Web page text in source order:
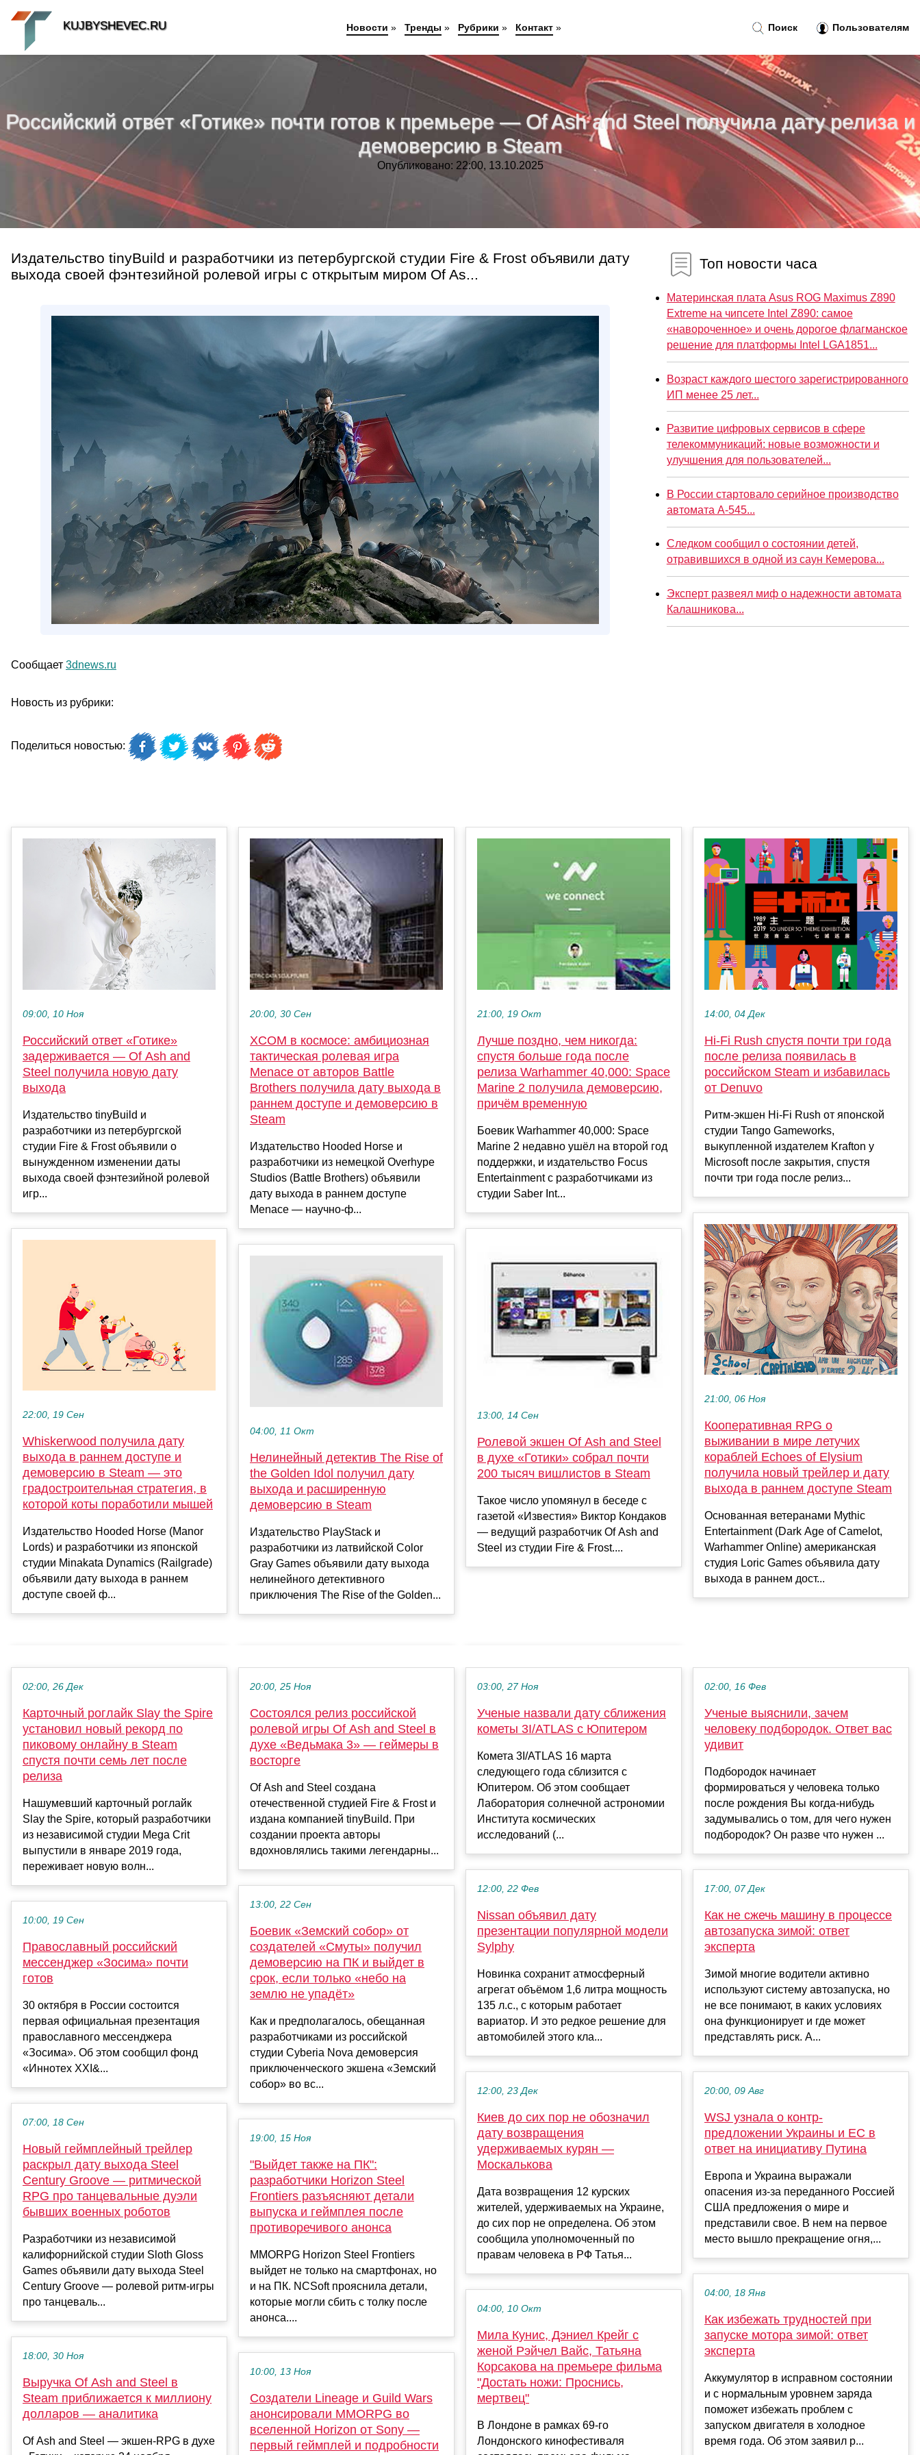
Российский ответ «Готике» почти готов к премьере — Of Ash and Steel получила дату релиза и
демоверсию в Steam
Опубликовано: 22:00, 13.10.2025
Издательство tinyBuild и разработчики из петербургской студии Fire & Frost объявили дату
выхода своей фэнтезийной ролевой игры с открытым миром Of As...
Сообщает 3dnews.ru
Новость из рубрики:
Поделиться новостью:
Топ новости часа
Материнская плата Asus ROG Maximus Z890
Extreme на чипсете Intel Z890: самое
«навороченное» и очень дорогое флагманское
решение для платформы Intel LGA1851...
Возраст каждого шестого зарегистрированного
ИП менее 25 лет...
Развитие цифровых сервисов в сфере
телекоммуникаций: новые возможности и
улучшения для пользователей...
В России стартовало серийное производство
автомата А-545...
Следком сообщил о состоянии детей,
отравившихся в одной из саун Кемерова...
Эксперт развеял миф о надежности автомата
Калашникова...
09:00, 10 Ноя
Российский ответ «Готике»
задерживается — Of Ash and
Steel получила новую дату
выхода
Издательство tinyBuild и
разработчики из петербургской
студии Fire & Frost объявили о
вынужденном изменении даты
выхода своей фэнтезийной ролевой
игр...
22:00, 19 Сен
Whiskerwood получила дату
выхода в раннем доступе и
демоверсию в Steam — это
градостроительная стратегия, в
которой коты поработили мышей
Издательство Hooded Horse (Manor
Lords) и разработчики из японской
студии Minakata Dynamics (Railgrade)
объявили дату выхода в раннем
доступе своей ф...
20:00, 30 Сен
XCOM в космосе: амбициозная
тактическая ролевая игра
Menace от авторов Battle
Brothers получила дату выхода в
раннем доступе и демоверсию в
Steam
Издательство Hooded Horse и
разработчики из немецкой Overhype
Studios (Battle Brothers) объявили
дату выхода в раннем доступе
Menace — научно-ф...
04:00, 11 Окт
Нелинейный детектив The Rise of
the Golden Idol получил дату
выхода и расширенную
демоверсию в Steam
Издательство PlayStack и
разработчики из латвийской Color
Gray Games объявили дату выхода
нелинейного детективного
приключения The Rise of the Golden...
21:00, 19 Окт
Лучше поздно, чем никогда:
спустя больше года после
релиза Warhammer 40,000: Space
Marine 2 получила демоверсию,
причём временную
Боевик Warhammer 40,000: Space
Marine 2 недавно ушёл на второй год
поддержки, и издательство Focus
Entertainment с разработчиками из
студии Saber Int...
13:00, 14 Сен
Ролевой экшен Of Ash and Steel
в духе «Готики» собрал почти
200 тысяч вишлистов в Steam
Такое число упомянул в беседе с
газетой «Известия» Виктор Кондаков
— ведущий разработчик Of Ash and
Steel из студии Fire & Frost....
14:00, 04 Дек
Hi-Fi Rush спустя почти три года
после релиза появилась в
российском Steam и избавилась
от Denuvo
Ритм-экшен Hi-Fi Rush от японской
студии Tango Gameworks,
выкупленной издателем Krafton у
Microsoft после закрытия, спустя
почти три года после релиз...
21:00, 06 Ноя
Кооперативная RPG о
выживании в мире летучих
кораблей Echoes of Elysium
получила новый трейлер и дату
выхода в раннем доступе Steam
Основанная ветеранами Mythic
Entertainment (Dark Age of Camelot,
Warhammer Online) американская
студия Loric Games объявила дату
выхода в раннем дост...
02:00, 26 Дек
Карточный роглайк Slay the Spire
установил новый рекорд по
пиковому онлайну в Steam
спустя почти семь лет после
релиза
Нашумевший карточный роглайк
Slay the Spire, который разработчики
из независимой студии Mega Crit
выпустили в январе 2019 года,
переживает новую волн...
10:00, 19 Сен
Православный российский
мессенджер «Зосима» почти
готов
30 октября в России состоится
первая официальная презентация
православного мессенджера
«Зосима». Об этом сообщил фонд
«Иннотех XXI&...
07:00, 18 Сен
Новый геймплейный трейлер
раскрыл дату выхода Steel
Century Groove — ритмической
RPG про танцевальные дуэли
бывших военных роботов
Разработчики из независимой
калифорнийской студии Sloth Gloss
Games объявили дату выхода Steel
Century Groove — ролевой ритм-игры
про танцеваль...
18:00, 30 Ноя
Выручка Of Ash and Steel в
Steam приближается к миллиону
долларов — аналитика
Of Ash and Steel — экшен-RPG в духе
20:00, 25 Ноя
Состоялся релиз российской
ролевой игры Of Ash and Steel в
духе «Ведьмака 3» — геймеры в
восторге
Of Ash and Steel создана
отечественной студией Fire & Frost и
издана компанией tinyBuild. При
создании проекта авторы
вдохновлялись такими легендарны...
13:00, 22 Сен
Боевик «Земский собор» от
создателей «Смуты» получил
демоверсию на ПК и выйдет в
срок, если только «небо на
землю не упадёт»
Как и предполагалось, обещанная
разработчиками из российской
студии Cyberia Nova демоверсия
приключенческого экшена «Земский
собор» во вс...
19:00, 15 Ноя
"Выйдет также на ПК":
разработчики Horizon Steel
Frontiers разъясняют детали
выпуска и геймплея после
противоречивого анонса
MMORPG Horizon Steel Frontiers
выйдет не только на смартфонах, но
и на ПК. NCSoft прояснила детали,
которые могли сбить с толку после
анонса....
10:00, 13 Ноя
Создатели Lineage и Guild Wars
анонсировали MMORPG во
вселенной Horizon от Sony —
первый геймплей и подробности
03:00, 27 Ноя
Ученые назвали дату сближения
кометы 3I/ATLAS с Юпитером
Комета 3I/ATLAS 16 марта
следующего года сблизится с
Юпитером. Об этом сообщает
Лаборатория солнечной астрономии
Института космических
исследований (...
12:00, 22 Фев
Nissan объявил дату
презентации популярной модели
Sylphy
Новинка сохранит атмосферный
агрегат объёмом 1,6 литра мощность
135 л.с., с которым работает
вариатор. И это редкое решение для
автомобилей этого кла...
12:00, 23 Дек
Киев до сих пор не обозначил
дату возвращения
удерживаемых курян —
Москалькова
Дата возвращения 12 курских
жителей, удерживаемых на Украине,
до сих пор не определена. Об этом
сообщила уполномоченный по
правам человека в РФ Татья...
04:00, 10 Окт
Мила Кунис, Дэниел Крейг с
женой Рэйчел Вайс, Татьяна
Корсакова на премьере фильма
"Достать ножи: Проснись,
мертвец"
В Лондоне в рамках 69-го
Лондонского кинофестиваля
02:00, 16 Фев
Ученые выяснили, зачем
человеку подбородок. Ответ вас
удивит
Подбородок начинает
формироваться у человека только
после рождения Вы когда-нибудь
задумывались о том, для чего нужен
подбородок? Он разве что нужен ...
17:00, 07 Дек
Как не сжечь машину в процессе
автозапуска зимой: ответ
эксперта
Зимой многие водители активно
используют систему автозапуска, но
не все понимают, в каких условиях
она функционирует и где может
представлять риск. А...
20:00, 09 Авг
WSJ узнала о контр-
предложении Украины и ЕС в
ответ на инициативу Путина
Европа и Украина выражали
опасения из-за переданного Россией
США предложения о мире и
представили свое. В нем на первое
место вышло прекращение огня,...
04:00, 18 Янв
Как избежать трудностей при
запуске мотора зимой: ответ
эксперта
Аккумулятор в исправном состоянии
и с нормальным уровнем заряда
поможет избежать проблем с
запуском двигателя в холодное
время года. Об этом заявил р...
Поиск Пользователям
KUJBYSHEVEC.RU Новости » Тренды » Рубрики » Контакт»